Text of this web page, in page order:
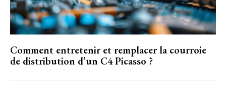
Comment entretenir et remplacer la courroie
de distribution d’un C4 Picasso ?